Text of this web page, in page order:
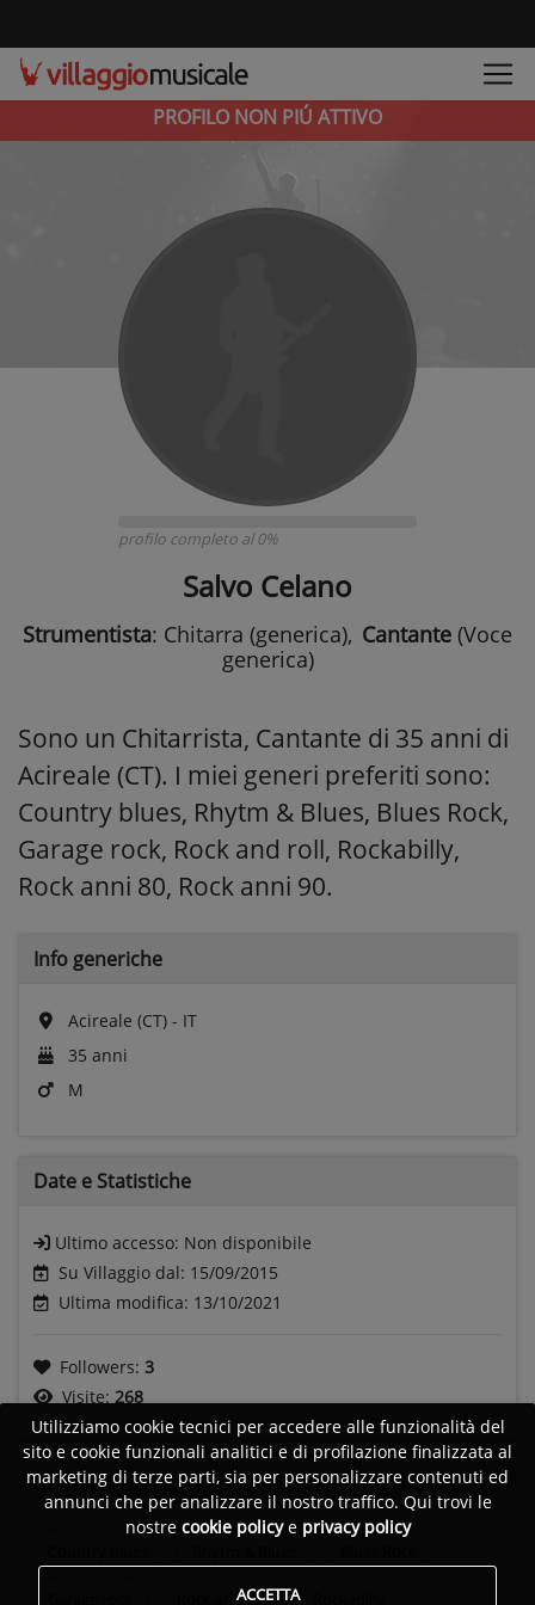
PROFILO NON PIÚ ATTIVO
profilo completo al 0%
Salvo Celano
Strumentista: Chitarra (generica), Cantante (Voce
generica)
Sono un Chitarrista, Cantante di 35 anni di
Acireale (CT). I miei generi preferiti sono:
Country blues, Rhytm & Blues, Blues Rock,
Garage rock, Rock and roll, Rockabilly,
Rock anni 80, Rock anni 90.
Info generiche
Acireale (CT) - IT
35 anni
M
Date e Statistiche
Ultimo accesso: Non disponibile
Su Villaggio dal: 15/09/2015
Ultima modifica: 13/10/2021
Followers: 3
Visite: 268
Generi
Rock and roll
Utilizziamo cookie tecnici per accedere alle funzionalità del
sito e cookie funzionali analitici e di profilazione finalizzata al
marketing di terze parti, sia per personalizzare contenuti ed
annunci che per analizzare il nostro traffico. Qui trovi le
nostre cookie policye privacy policy
ACCETTA